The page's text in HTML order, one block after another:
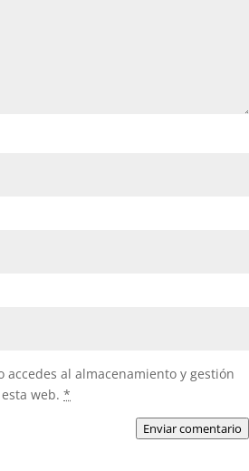
al almacenamiento y gestión
web. *
Enviar comentario